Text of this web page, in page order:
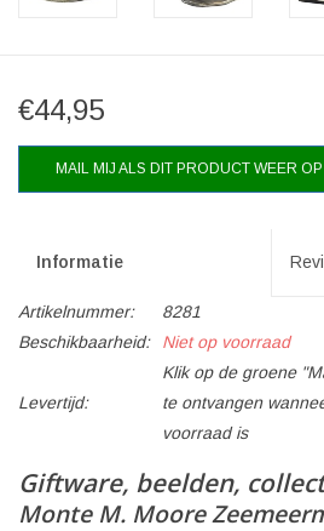
€44,95
MAIL MIJ ALS DIT PRODUCT WEER
Informatie
Artikelnummer:
8281
Beschikbaarheid:
Niet op voorraad
Levertijd:
Klik op de groene
te ontvangen
voorraad is
Giftware, beelden,
Monte M. Moore